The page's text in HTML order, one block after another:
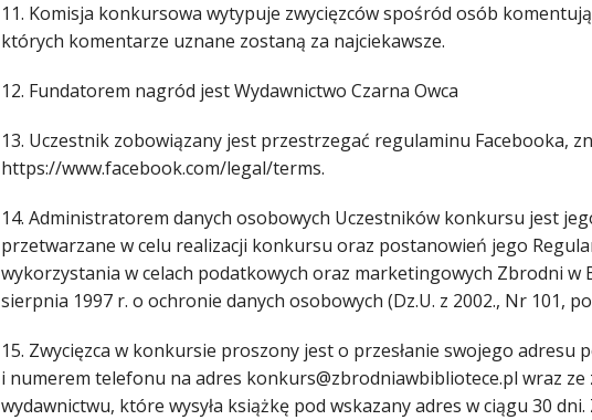
11. Komisja konkursowa wytypuje zwycięzców spośród osób
których komentarze uznane zostaną za najciekawsze.
12. Fundatorem nagród jest Wydawnictwo Czarna Owca
13. Uczestnik zobowiązany jest przestrzegać regulaminu Facebooka,
https://www.facebook.com/legal/terms.
14. Administratorem danych osobowych Uczestników konkursu jest
przetwarzane w celu realizacji konkursu oraz postanowień jego
wykorzystania w celach podatkowych oraz marketingowych Zbrodni w
sierpnia 1997 r. o ochronie danych osobowych (Dz.U. z 2002., Nr 101,
15. Zwycięzca w konkursie proszony jest o przesłanie swojego adresu
i numerem telefonu na adres konkurs@zbrodniawbibliotece.pl wraz ze
wydawnictwu, które wysyła książkę pod wskazany adres w ciągu 30